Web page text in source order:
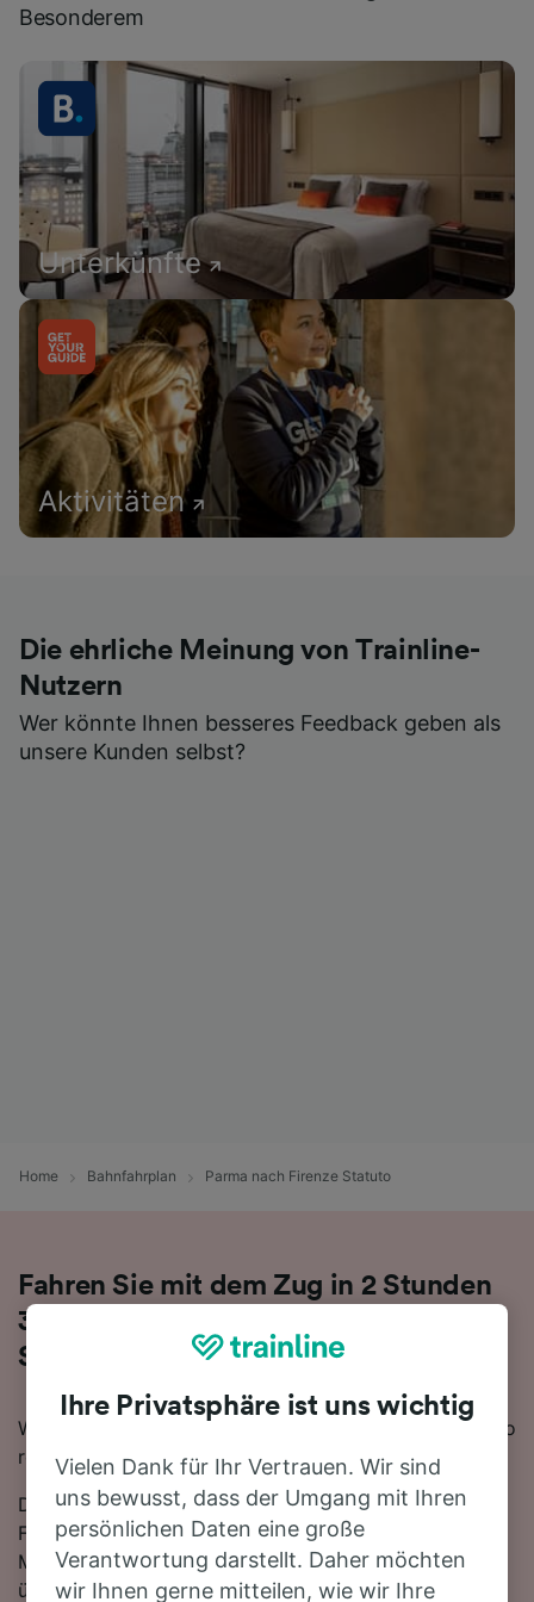
Besonderem
Unterkünfte
Aktivitäten
Die ehrliche Meinung von Trainline-
Nutzern
Wer könnte Ihnen besseres Feedback geben als
unsere Kunden selbst?
Home Bahnfahrplan Parma nach Firenze Statuto
Fahren Sie mit dem Zug in 2 Stunden
37 Minuten von Parma nach Firenze
Statuto
Wenn Sie mit dem Zug von Parma nach Firenze Statuto
reisen möchten, sind Sie hier genau richtig.
Die schnellste Reisezeit für die Fahrt von Parma nach
Firenze Statuto mit dem Zug beträgt 2 Stunden 37
Minuten. In der Regel fahren auf dieser Route, die sich
über 135 km erstreckt, etwa 11 Züge am Tag. Sie
Ihre Privatsphäre ist uns wichtig
Vielen Dank für Ihr Vertrauen. Wir sind
uns bewusst, dass der Umgang mit Ihren
persönlichen Daten eine große
Verantwortung darstellt. Daher möchten
wir Ihnen gerne mitteilen, wie wir Ihre